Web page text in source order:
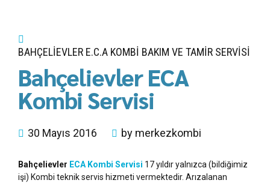
BAHÇELIEVLER E.C.A KOMBI BAKIM VE TAMIR SERVISI
Bahçelievler ECA
Kombi Servisi
30 Mayıs 2016 by merkezkombi
Bahçelievler ECA Kombi Servisi 17 yıldır yalnızca (bildiğimiz
işi) Kombi teknik servis hizmeti vermektedir. Arızalanan